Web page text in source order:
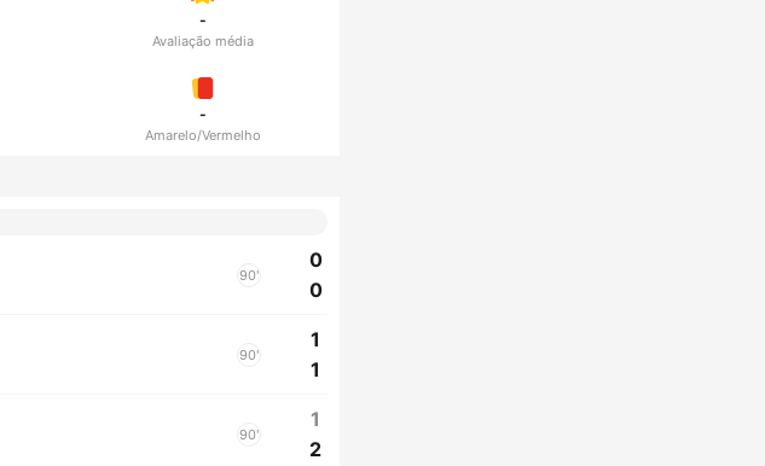
-
Avaliação média
-
Amarelo/Vermelho
90'
0
0
90'
1
1
90'
1
2